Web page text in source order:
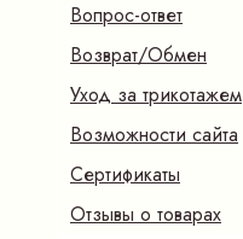
Вопрос-ответ
Возврат/Обмен
Уход за трикотажем
Возможности сайта
Сертификаты
Отзывы о товарах